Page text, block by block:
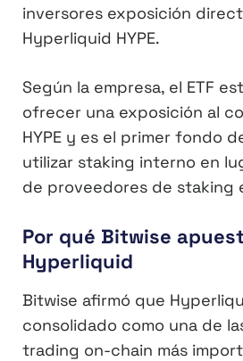
inversores exposición
Hyperliquid HYPE.
Según la empresa, el ETF
ofrecer una exposición al
HYPE y es el primer fondo
utilizar staking interno en
de proveedores de staking
Por qué Bitwise
Hyperliquid
Bitwise afirmó que
consolidado como una de
trading on-chain más